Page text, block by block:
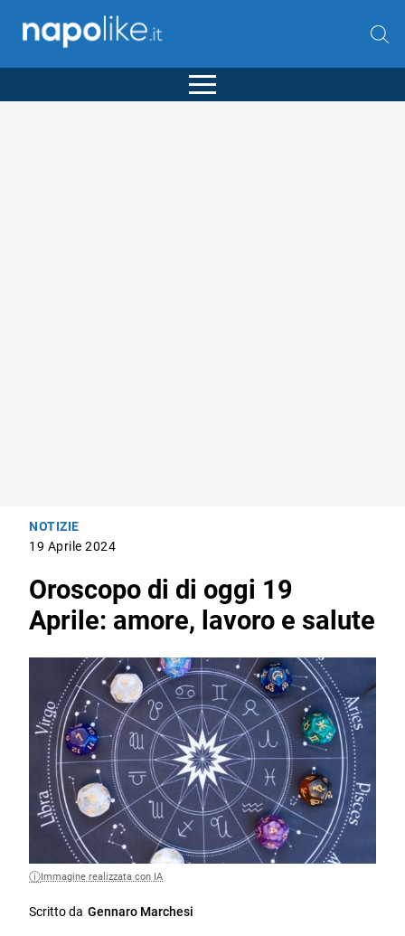
NOTIZIE
19 Aprile 2024
Oroscopo di di oggi 19
Aprile: amore, lavoro e salute
Immagine realizzata con IA
Scritto da Gennaro Marchesi